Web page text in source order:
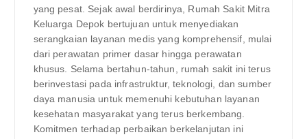
yang pesat. Sejak awal berdirinya, Rumah Sakit Mitra
Keluarga Depok bertujuan untuk menyediakan
serangkaian layanan medis yang komprehensif, mulai
dari perawatan primer dasar hingga perawatan
khusus. Selama bertahun-tahun, rumah sakit ini terus
berinvestasi pada infrastruktur, teknologi, dan sumber
daya manusia untuk memenuhi kebutuhan layanan
kesehatan masyarakat yang terus berkembang.
Komitmen terhadap perbaikan berkelanjutan ini